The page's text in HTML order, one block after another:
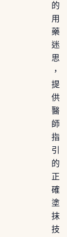
的
用
藥
迷
思
，
提
供
醫
師
指
引
的
正
確
塗
抹
技